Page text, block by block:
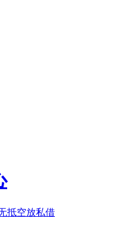
抵空放私借